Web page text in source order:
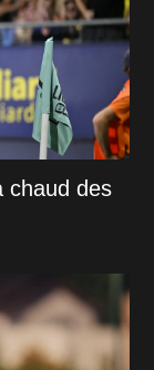
chaud des